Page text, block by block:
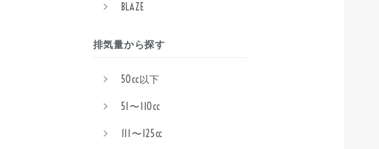
BLAZE
排気量から探す
50cc以下
51〜110cc
111〜125cc